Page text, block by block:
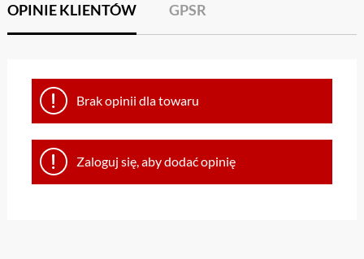
OPINIE KLIENTÓW GPSR
Brak opinii dla towaru
Zaloguj się, aby dodać opinię